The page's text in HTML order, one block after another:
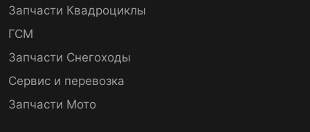
Запчасти Квадроциклы
ГСМ
Запчасти Снегоходы
Сервис и перевозка
Запчасти Мото